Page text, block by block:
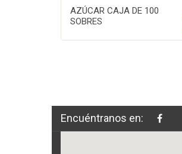
AZÚCAR CAJA DE 100
SOBRES
Encuéntranos en: